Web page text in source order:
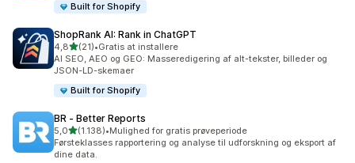
Built for Shopify
ShopRank AI: Rank in ChatGPT
4,8ud af 5 stjerner
(21)
21 anmeldelser i alt
•Gratis at installere
AI SEO, AEO og GEO: Masseredigering af alt-tekster, billeder og
JSON-LD-skemaer
Built for Shopify
BR ‑ Better Reports
5,0ud af 5 stjerner
(1.138)
1138 anmeldelser i alt
•Mulighed for gratis prøveperiode
Førsteklasses rapportering og analyse til udforskning og eksport af
dine data.